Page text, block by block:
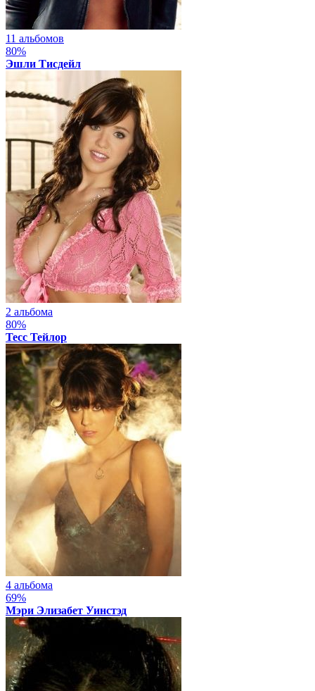
11 альбомов
80%
Эшли Тисдейл
2 альбома
80%
Тесс Тейлор
4 альбома
69%
Мэри Элизабет Уинстэд